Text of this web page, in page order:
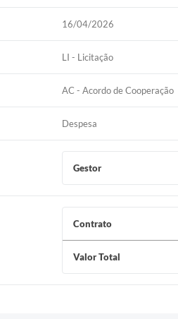
16/04/2026
LI - Licitação
AC - Acordo de Cooperação
Despesa
Gestor
Contrato
Valor Total